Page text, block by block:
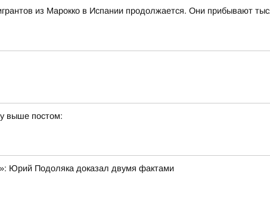
из Марокко в Испании продолжается. Они прибывают
выше постом:
Юрий Подоляка доказал двумя фактами